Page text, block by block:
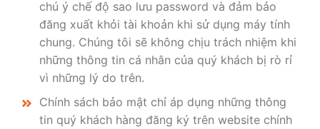
chú ý chế độ sao lưu password và đảm bảo
đăng xuất khỏi tài khoản khi sử dụng máy tính
chung. Chúng tôi sẽ không chịu trách nhiệm khi
những thông tin cá nhân của quý khách bị rò rỉ
vì những lý do trên.
Chính sách bảo mật chỉ áp dụng những thông
tin quý khách hàng đăng ký trên website chính